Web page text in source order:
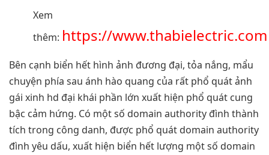
Xem
thêm: https://www.thabielectric.com
Bên cạnh biển hết hình ảnh đương đại, tỏa nắng, mẩu
chuyện phía sau ánh hào quang của rất phổ quát ảnh
gái xinh hd đại khái phần lớn xuất hiện phổ quát cung
bậc cảm hứng. Có một số domain authority đình thành
tích trong công danh, được phổ quát domain authority
đình yêu dấu, xuất hiện biển hết lượng một số domain